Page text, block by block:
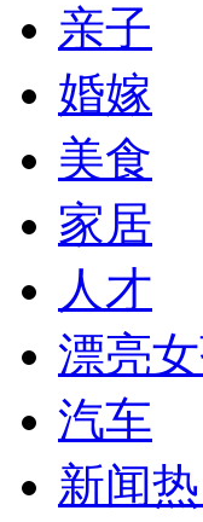
亲子
婚嫁
美食
家居
人才
漂亮
汽车
新闻